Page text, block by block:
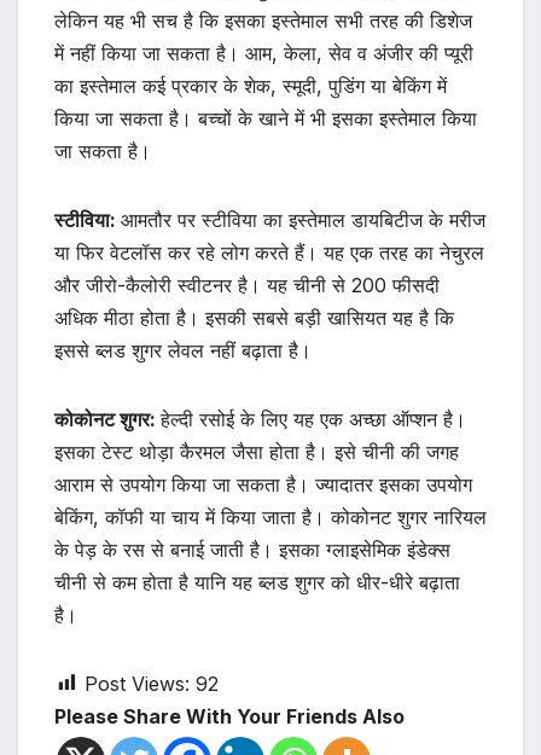
लेकिन यह भी सच है कि इसका इस्तेमाल सभी तरह की डिशेज
में नहीं किया जा सकता है। आम, केला, सेव व अंजीर की प्यूरी
का इस्तेमाल कई प्रकार के शेक, स्मूदी, पुडिंग या बेकिंग में
किया जा सकता है। बच्चों के खाने में भी इसका इस्तेमाल किया
जा सकता है।
स्टीविया: आमतौर पर स्टीविया का इस्तेमाल डायबिटीज के मरीज
या फिर वेटलॉस कर रहे लोग करते हैं। यह एक तरह का नेचुरल
और जीरो-कैलोरी स्वीटनर है। यह चीनी से 200 फीसदी
अधिक मीठा होता है। इसकी सबसे बड़ी खासियत यह है कि
इससे ब्लड शुगर लेवल नहीं बढ़ाता है।
कोकोनट शुगर:हेल्दी रसोई के लिए यह एक अच्छा ऑप्शन है।
इसका टेस्ट थोड़ा कैरमल जैसा होता है। इसे चीनी की जगह
आराम से उपयोग किया जा सकता है। ज्यादातर इसका उपयोग
बेकिंग, कॉफी या चाय में किया जाता है। कोकोनट शुगर नारियल
के पेड़ के रस से बनाई जाती है। इसका ग्लाइसेमिक इंडेक्स
चीनी से कम होता है यानि यह ब्लड शुगर को धीर-धीरे बढ़ाता
है।
Post Views: 92
Please Share With Your Friends Also